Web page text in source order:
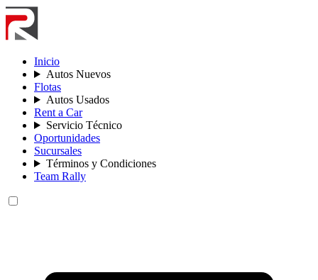
Inicio
Autos Nuevos
Flotas
Autos Usados
Rent a Car
Servicio Técnico
Oportunidades
Sucursales
Términos y Condiciones
Team Rally